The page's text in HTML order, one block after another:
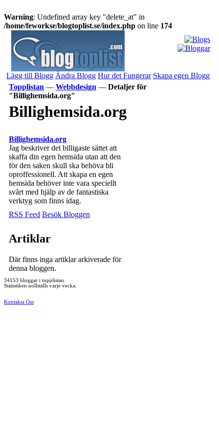
Warning: Undefined array key "delete_at" in
/home/feworkse/blogtoplist.se/index.php on line 174
Lägg till Blogg Ändra Blogg Hur det Fungerar Skapa egen Blogg
Topplistan — Webbdesign — Detaljer för
"Billighemsida.org"
Billighemsida.org
Billighemsida.org
Jag beskriver det billigaste sättet att
skaffa din egen hemsida utan att den
för den saken skull ska behöva bli
oproffessionell. Att skapa en egen
hemsida behöver inte vara speciellt
svårt med hjälp av de fantastiska
verktyg som finns idag.
RSS Feed Besök Bloggen
Artiklar
Där finns inga artiklar arkiverade för
denna bloggen.
34153 bloggar i topplistan.
Statistiken nollställs varje vecka.
Kontakta Oss